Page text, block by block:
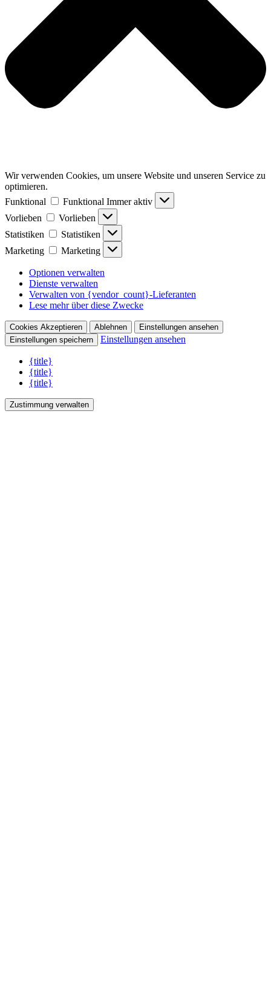
Wir verwenden Cookies, um unsere Website und unseren Service zu
optimieren.
Funktional
Funktional Immer aktiv
Vorlieben
Vorlieben
Statistiken
Statistiken
Marketing
Marketing
Optionen verwalten
Dienste verwalten
Verwalten von {vendor_count}-Lieferanten
Lese mehr über diese Zwecke
Cookies Akzeptieren Ablehnen
Einstellungen ansehen
Einstellungen speichern
Einstellungen ansehen
{title}
{title}
{title}
Zustimmung verwalten